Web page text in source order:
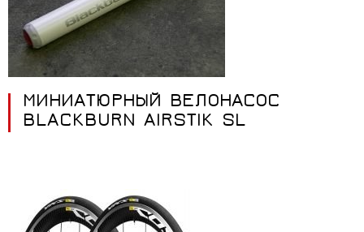
МИНИАТЮРНЫЙ ВЕЛОНАСОС
BLACKBURN AIRSTIK SL